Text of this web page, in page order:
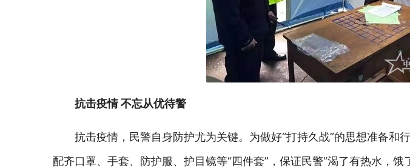
抗击疫情 不忘从优待警
抗击疫情，民警自身防护尤为关键。为做好“打持久战”的思想准备和
配齐口罩、手套、防护服、护目镜等“四件套”，保证民警“渴了有热水，